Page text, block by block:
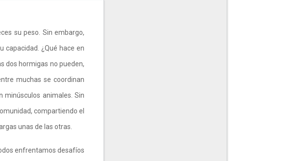
su peso. Sin embargo,
capacidad. ¿Qué hace en
dos hormigas no pueden,
muchas se coordinan
minúsculos animales. Sin
compartiendo el
unas de las otras.
enfrentamos desafíos